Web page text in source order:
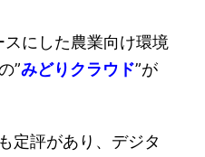
にした農業向け環境
”みどりクラウド”が
定評があり、デジタ